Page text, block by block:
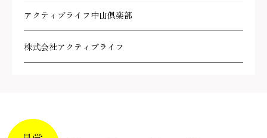
アクティブライフ中山倶楽部
株式会社アクティブライフ